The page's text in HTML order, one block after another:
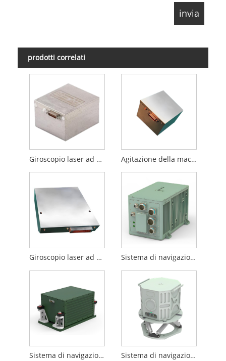
prodotti correlati
Giroscopio laser ad anello ad alta precisione a due frequenze di scuotimento della macchina Agitazione della macchina a due frequenze con giroscopio laser ad anello
Giroscopio laser ad anello a due frequenze di scuotimento della macchina Sistema di navigazione inerziale Strapdown con giroscopio laser ad anello
Sistema di navigazione inerziale Ring Laser Gyro Strapdown Sistema di navigazione inerziale con indicizzazione ad asse singolo giroscopio laser ad anello